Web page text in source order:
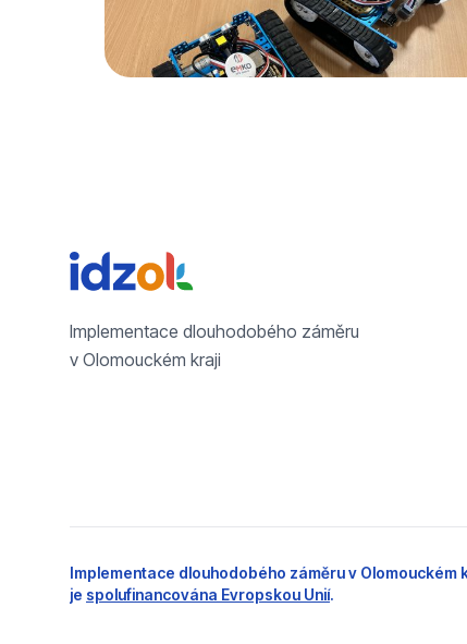
Implementace dlouhodobého záměru
v Olomouckém kraji
Implementace dlouhodobého záměru v Olomouckém
je spolufinancována Evropskou Unií.